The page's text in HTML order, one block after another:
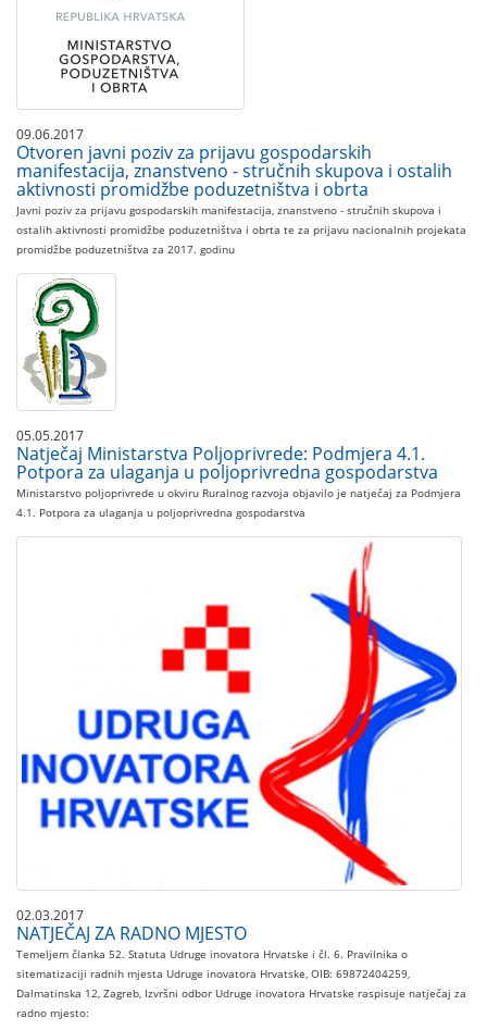
09.06.2017
Otvoren javni poziv za prijavu gospodarskih
manifestacija, znanstveno - stručnih skupova i ostalih
aktivnosti promidžbe poduzetništva i obrta
Javni poziv za prijavu gospodarskih manifestacija, znanstveno - stručnih skupova i
ostalih aktivnosti promidžbe poduzetništva i obrta te za prijavu nacionalnih projekata
promidžbe poduzetništva za 2017. godinu
05.05.2017
Natječaj Ministarstva Poljoprivrede: Podmjera 4.1.
Potpora za ulaganja u poljoprivredna gospodarstva
​Ministarstvo poljoprivrede u okviru Ruralnog razvoja objavilo je natječaj za Podmjera
4.1. Potpora za ulaganja u poljoprivredna gospodarstva
02.03.2017
NATJEČAJ ZA RADNO MJESTO
​​Temeljem članka 52. Statuta Udruge inovatora Hrvatske i čl. 6. Pravilnika o
sitematizaciji radnih mjesta Udruge inovatora Hrvatske, OIB: 69872404259,
Dalmatinska 12, Zagreb, Izvršni odbor Udruge inovatora Hrvatske raspisuje natječaj za
radno mjesto: